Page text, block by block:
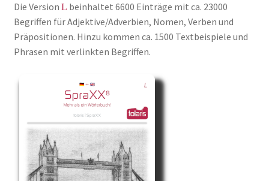
Die Version L beinhaltet 6600 Einträge mit ca. 23000
Begriffen für Adjektive/Adverbien, Nomen, Verben und
Präpositionen. Hinzu kommen ca. 1500 Textbeispiele und
Phrasen mit verlinkten Begriffen.